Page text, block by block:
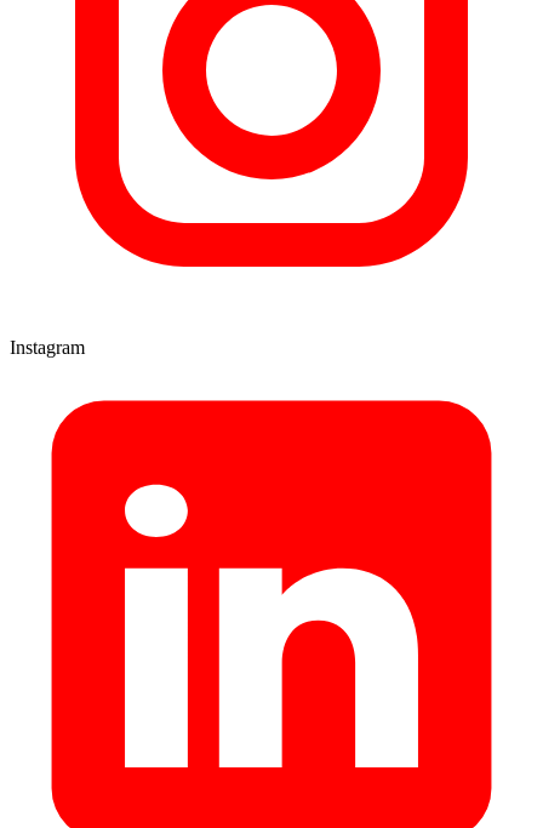
Instagram